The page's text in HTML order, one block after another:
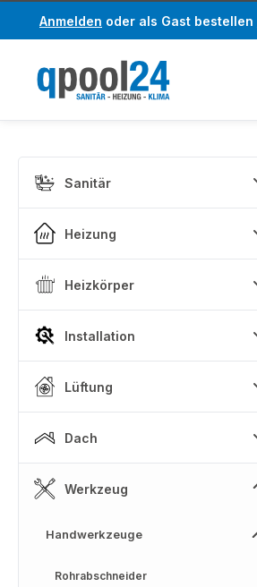
Hauptinhalt springen
Zur Suche springen
Anmelden oder als Gast bestellen
Sanitär
Heizung
Heizkörper
Installation
Lüftung
Dach
Werkzeug
Handwerkzeuge
Rohrabschneider